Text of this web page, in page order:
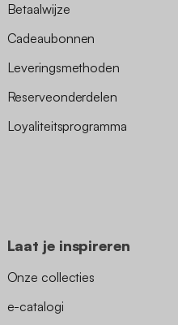
Betaalwijze
Cadeaubonnen
Leveringsmethoden
Reserveonderdelen
Loyaliteitsprogramma
Laat je inspireren
Onze collecties
e-catalogi